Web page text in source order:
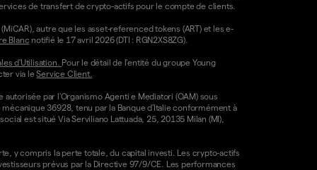
de transfert de crypto-actifs pour le compte de clients.
autre que les asset-referenced tokens (ART) et les e-
Blanc notifié le 17 avril 2026 (DTI : RGN2XS8ZG).
d'Utilisation. Pour le détail de l'entité du groupe Young
via leService Client.
par l'Organismo Agenti e Mediatori (OAM) sous
36928, tenu par la Banque d'Italie conformément à
est situé Via Serviliano Lattuada, 25, 20135 Milan (MI),
y compris la perte totale, du capital investi. Les crypto-actifs
prévus par la Directive 97/9/CE. Les performances